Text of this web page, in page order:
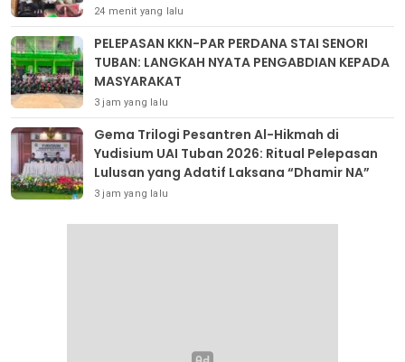
24 menit yang lalu
PELEPASAN KKN-PAR PERDANA STAI SENORI
TUBAN: LANGKAH NYATA PENGABDIAN KEPADA
MASYARAKAT
3 jam yang lalu
Gema Trilogi Pesantren Al-Hikmah di
Yudisium UAI Tuban 2026: Ritual Pelepasan
Lulusan yang Adatif Laksana “Dhamir NA”
3 jam yang lalu